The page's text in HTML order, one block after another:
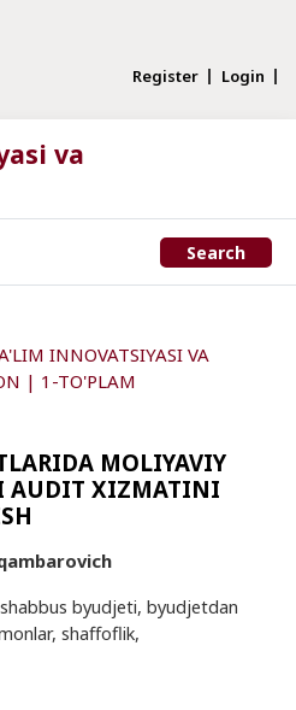
Register Login
va
Search
INNOVATSIYASI VA
| 1-TO'PLAM
MOLIYAVIY
AUDIT XIZMATINI
byudjeti, byudjetdan
shaffoflik,